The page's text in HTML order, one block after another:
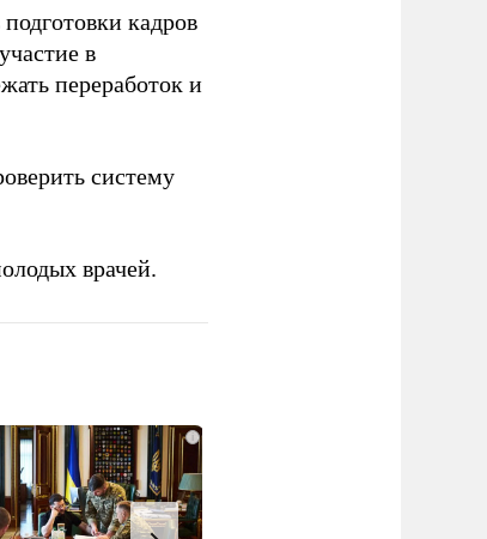
кадров
в
переработок и
систему
врачей.
i